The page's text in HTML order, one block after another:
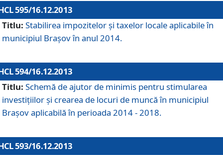
595/16.12.2013
Titlu: Stabilirea impozitelor şi taxelor locale aplicabile în
municipiul Braşov în anul 2014.
594/16.12.2013
Titlu: Schemă de ajutor de minimis pentru stimularea
investiţiilor şi crearea de locuri de muncă în municipiul
Braşov aplicabilă în perioada 2014 - 2018.
593/16.12.2013